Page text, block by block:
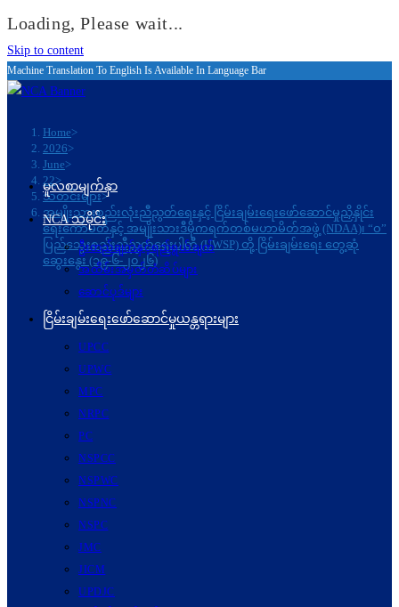
Loading, Please wait...
Skip to content
Machine Translation To English Is Available In Language Bar
Home>
2026>
June>
22>
သတင်းများ>
အမျိုးသားစည်းလုံးညီညွတ်ရေးနှင့် ငြိမ်းချမ်းရေးဖော်ဆောင်မှုညှိနှိုင်း
ရေးကော်မတီနှင့် အမျိုးသားဒီမိုကရက်တစ်မဟာမိတ်အဖွဲ့ (NDAA)၊ “ဝ”
ပြည်သွေးစည်းညီညွတ်ရေးပါတီ (UWSP) တို့ ငြိမ်းချမ်းရေး တွေ့ဆုံ
ဆွေးနွေး (၁၉-၆-၂၀၂၆)
မူလစာမျက်နှာ
NCA သမိုင်း
ဦးတည်ချက်နှင့်ရည်ရွယ်ချက်
အထိမ်းအမှတ်တံဆိပ်များ
ဆောင်ပုဒ်များ
ငြိမ်းချမ်းရေးဖော်‌ဆောင်မှုယန္တရားများ
UPCC
UPWC
MPC
NRPC
PC
NSPCC
NSPWC
NSPNC
NSPC
JMC
JICM
UPDJC